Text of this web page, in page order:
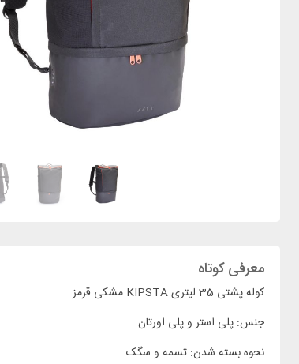
معرفی کوتاه
کوله پشتی 35 لیتری KIPSTA مشکی قرمز
جنس: پلی استر و پلی اورتان
نحوه بسته شدن: تسمه و سگک